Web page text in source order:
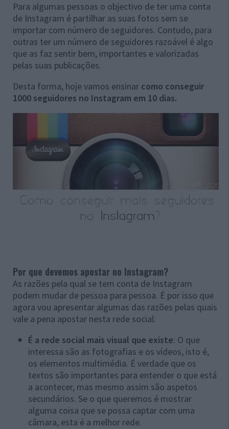
Para algumas pessoas o objectivo de ter uma conta
de Instagram é partilhar as suas fotos sem se
importar com número de seguidores. Contudo, para
outras ter um número de seguidores razoável é algo
que as faz sentir bem, importantes e valorizadas
pelas suas publicações.
Desta forma, hoje vamos ensinar como conseguir
1000 seguidores no Instagram em 10 dias.
Por que devemos apostar no Instagram?
As razões pela qual se tem conta de Instagram
podem mudar de pessoa para pessoa. É por isso que
agora vou apresentar algumas das razões pelas quais
vale a pena apostar nesta rede social:
É a rede social mais visual que existe: O que
interessa são as fotografias e os vídeos, isto é,
os elementos multimédia. É verdade que os
textos são importantes para entender o que está
a acontecer, mas mesmo assim são aspetos
secundários. Se o que queremos é mostrar
alguma coisa que se possa captar com uma
câmara, esta é a melhor rede.